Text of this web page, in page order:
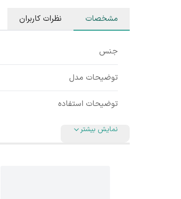
مشخصات نظرات کاربران
جنس
توضیحات مدل
توضیحات استفاده
نمایش بیشتر